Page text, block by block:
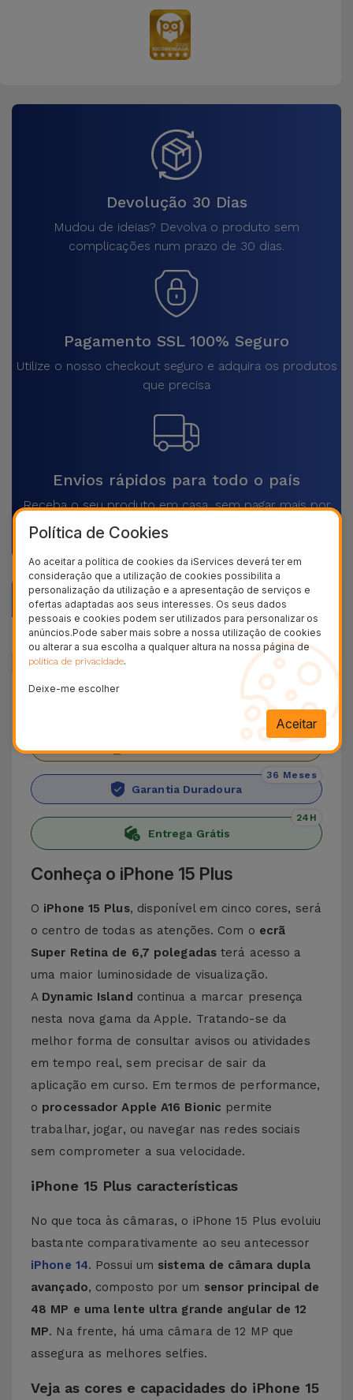
Devolução 30 Dias
Mudou de ideias? Devolva o produto sem
complicações num prazo de 30 dias.
Pagamento SSL 100% Seguro
Utilize o nosso checkout seguro e adquira os produtos
que precisa
Envios rápidos para todo o país
Receba o seu produto em casa, sem pagar mais por
Descrição
Dados do produto
Testes de qualidade
+ 40
+ 100.000
Garantia Duradoura
36 Meses
Entrega Grátis
24H
Conheça o iPhone 15 Plus
O iPhone 15 Plus, disponível em cinco cores, será
o centro de todas as atenções. Com o ecrã
Super Retina de 6,7 polegadasterá acesso a
uma maior luminosidade de visualização.
A Dynamic Island continua a marcar presença
nesta nova gama da Apple. Tratando-se da
melhor forma de consultar avisos ou atividades
em tempo real, sem precisar de sair da
aplicação em curso. Em termos de performance,
o processador Apple A16 Bionic permite
trabalhar, jogar, ou navegar nas redes sociais
sem comprometer a sua velocidade.
iPhone 15 Plus características
No que toca às câmaras, o iPhone 15 Plus evoluiu
bastante comparativamente ao seu antecessor
iPhone 14. Possui um sistema de câmara dupla
avançado, composto por um sensor principal de
48 MP e uma lente ultra grande angular de 12
MP. Na frente, há uma câmara de 12 MP que
assegura as melhores selfies.
Veja as cores e capacidades do iPhone 15
Política de Cookies
Ao aceitar a política de cookies da iServices deverá ter em
consideração que a utilização de cookies possibilita a
personalização da utilização e a apresentação de serviços e
ofertas adaptadas aos seus interesses. Os seus dados
pessoais e cookies podem ser utilizados para personalizar os
anúncios.Pode saber mais sobre a nossa utilização de cookies
ou alterar a sua escolha a qualquer altura na nossa página de
política de privacidade.
Deixe-me escolher
Aceitar